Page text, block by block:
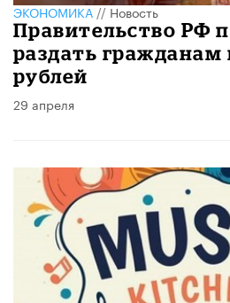
ЭКОНОМИКА//Новость
Правительство РФ
раздать гражданам
рублей
29 апреля